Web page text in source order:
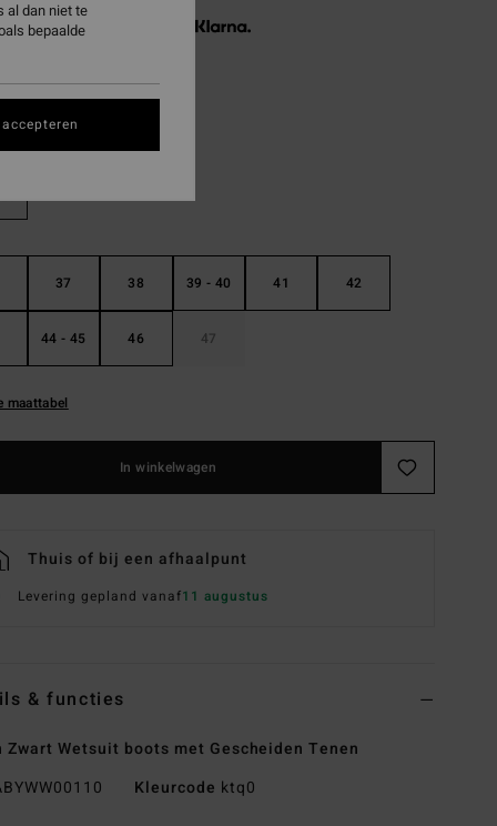
x € 23,32, zonder rente met
Hash
37 38 39 - 40 41 42
44 - 45 46 47
maattabel
In winkelwagen
Thuis of bij een afhaalpunt
Levering gepland vanaf11 augustus
& functies
Zwart Wetsuit boots met Gescheiden Tenen
Kleurcode ktq0
al dan niet te
bepaalde